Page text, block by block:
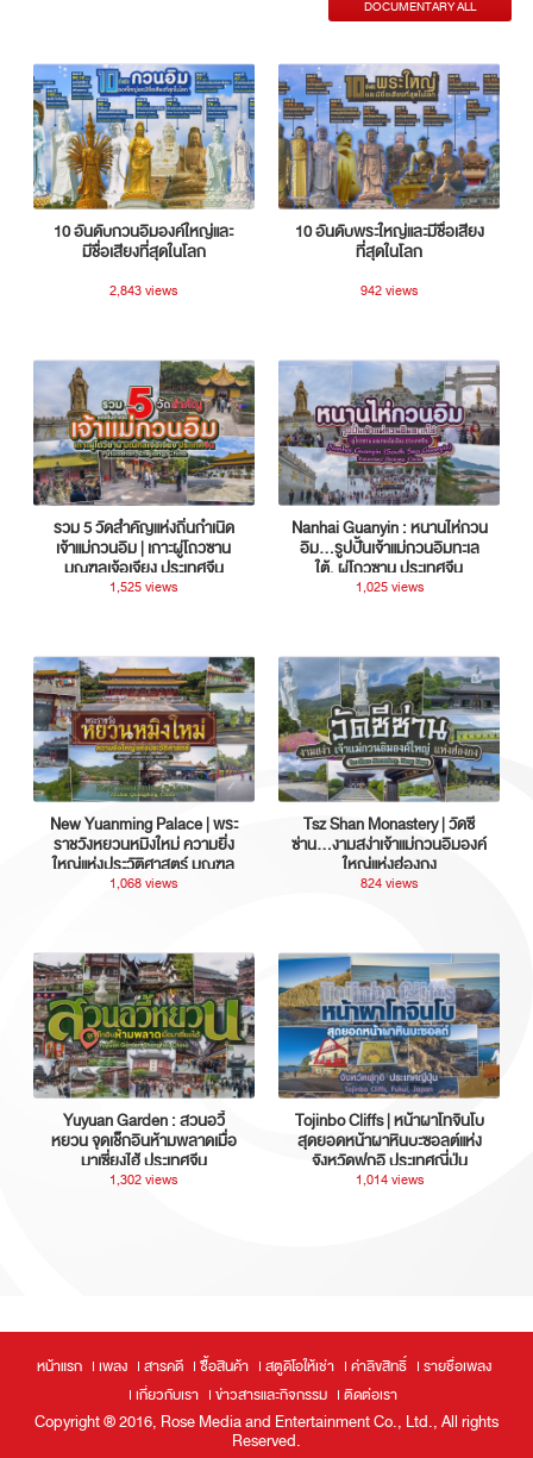
DOCUMENTARY ALL
10 อันดับกวนอิมองค์ใหญ่และ
มีชื่อเสียงที่สุดในโลก
2,843 views
10 อันดับพระใหญ่และมีชื่อเสียง
ที่สุดในโลก
942 views
รวม 5 วัดสำคัญแห่งถิ่นกำเนิด
เจ้าแม่กวนอิม | เกาะผู่โถวซาน
มณฑลเจ้อเจียง ประเทศจีน
1,525 views
Nanhai Guanyin : หนานไห่กวน
อิม...รูปปั้นเจ้าแม่กวนอิมทะเล
ใต้, ผู่โถวซาน ประเทศจีน
1,025 views
New Yuanming Palace | พระ
ราชวังหยวนหมิงใหม่ ความยิ่ง
ใหญ่แห่งประวัติศาสตร์ มณฑล
กวางตุ้ง ประเทศจีน
1,068 views
Tsz Shan Monastery | วัดซี
ซ่าน…งามสง่าเจ้าแม่กวนอิมองค์
ใหญ่แห่งฮ่องกง
824 views
Yuyuan Garden : สวนอวี้
หยวน จุดเช็กอินห้ามพลาดเมื่อ
มาเซี่ยงไฮ้ ประเทศจีน
1,302 views
Tojinbo Cliffs | หน้าผาโทจินโบ
สุดยอดหน้าผาหินบะซอลต์แห่ง
จังหวัดฟุกุอิ ประเทศญี่ปุ่น
1,014 views
หน้าแรก เพลง สารคดี ซื้อสินค้า สตูดิโอให้เช่า ค่าลิขสิทธิ์
รายชื่อเพลง
เกี่ยวกับเรา
ข่าวสารและกิจกรรม ติดต่อเรา
Copyright ® 2016, Rose Media and Entertainment Co., Ltd., All rights
Reserved.